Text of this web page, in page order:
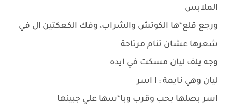
الملابس
ورجع قلع*ها الكوتش والشراب، وفك الكعكتين ال في
شعرها عشان تنام مرتاحة
وجه يلف ليان مسكت في ايده
ليان وهي نايمة : ا اسر
اسر بصلها بحب وقرب وبا*سها علي جبينها